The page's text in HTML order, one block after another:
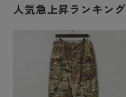
人気急上昇ランキング